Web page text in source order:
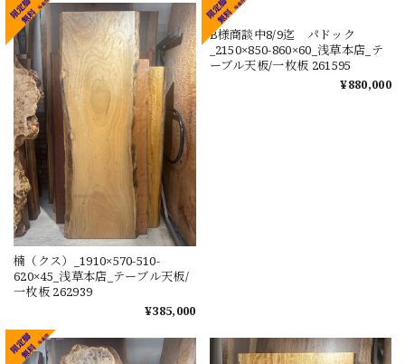
楠（クス）_1910×570-510-
620×45_浅草本店_テーブル天板/
一枚板 262939
¥385,000